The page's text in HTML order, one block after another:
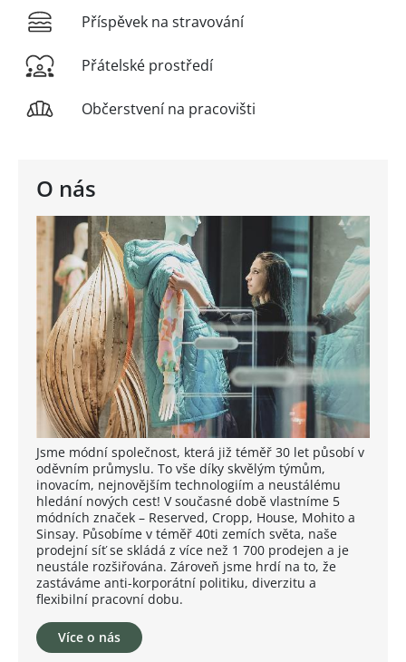
O nás
Jsme módní společnost, která již téměř 30 let působí v
oděvním průmyslu. To vše díky skvělým týmům,
inovacím, nejnovějším technologiím a neustálému
hledání nových cest! V současné době vlastníme 5
módních značek – Reserved, Cropp, House, Mohito a
Sinsay. Působíme v téměř 40ti zemích světa, naše
prodejní síť se skládá z více než 1 700 prodejen a je
neustále rozšiřována. Zároveň jsme hrdí na to, že
zastáváme anti-korporátní politiku, diverzitu a
flexibilní pracovní dobu.
Více o nás
Příspěvek na stravování
Přátelské prostředí
Občerstvení na pracovišti